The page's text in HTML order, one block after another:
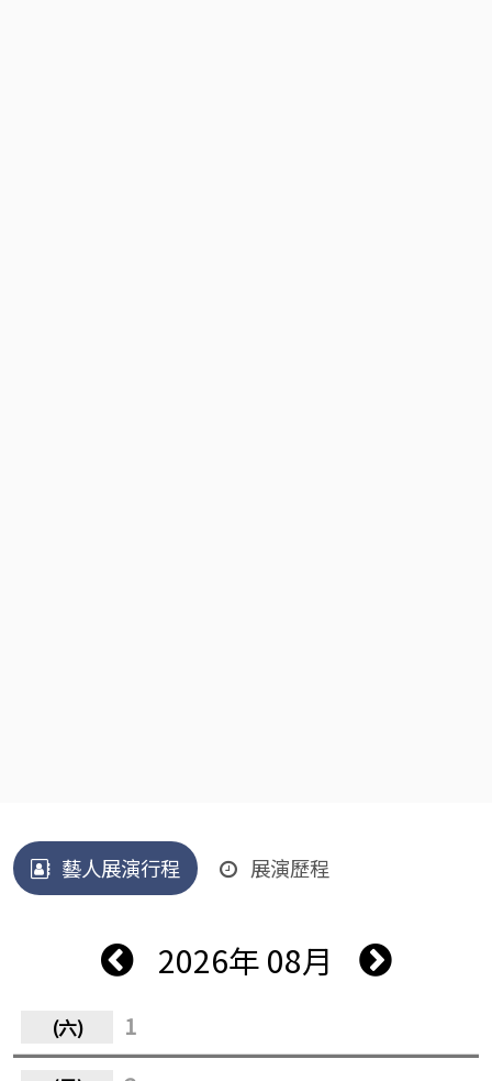
藝人展演行程 展演歷程
2026年 08月
1